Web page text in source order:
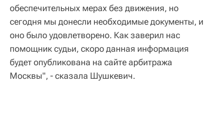
обеспечительных мерах без движения, но
сегодня мы донесли необходимые документы, и
оно было удовлетворено. Как заверил нас
помощник судьи, скоро данная информация
будет опубликована на сайте арбитража
Москвы", - сказала Шушкевич.